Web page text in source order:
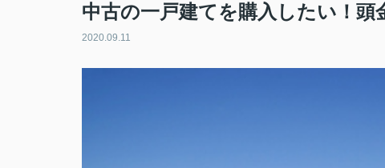
中古の一戸建てを購入したい！頭
2020.09.11